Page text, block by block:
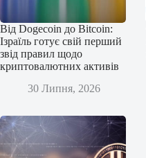
Від Dogecoin до Bitcoin:
Ізраїль готує свій перший
звід правил щодо
криптовалютних активів
30 Липня, 2026